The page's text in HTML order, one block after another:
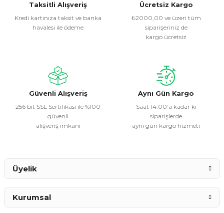
Görüş ve önerileriniz için teşekkür ederiz.
Ürün resmi kalitesiz, bozuk veya görüntülenemiyor.
Ürün fiyatı diğer sitelerden daha pahalı.
Bu ürüne benzer farklı alternatifler olmalı.
Taksitli Alışveriş
Kredi kartınıza taksit ve banka
havalesi ile ödeme
Ücretsiz Kargo
₺2000,00 ve üzeri tüm
siparişeriniz de
kargo ücretsiz
Güvenli Alışveriş
256 bit SSL Sertifikası ile %100
güvenli
alışveriş imkanı
Aynı Gün Kargo
Saat 14:00’a kadar ki
siparişlerde
aynı gün kargo hizmeti
Üyelik
Kurumsal